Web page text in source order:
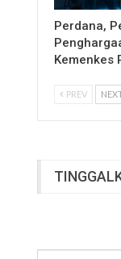
Perdana,
Kemenkes
PREV